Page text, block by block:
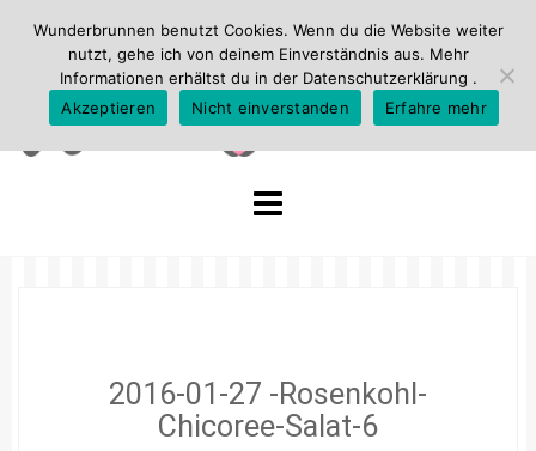
2016-01-27 -Rosenkohl-
Chicoree-Salat-6
Wunderbrunnen benutzt Cookies. Wenn du die Website weiter
nutzt, gehe ich von deinem Einverständnis aus. Mehr
Informationen erhältst du in der Datenschutzerklärung .
Akzeptieren
Nicht einverstanden Erfahre mehr